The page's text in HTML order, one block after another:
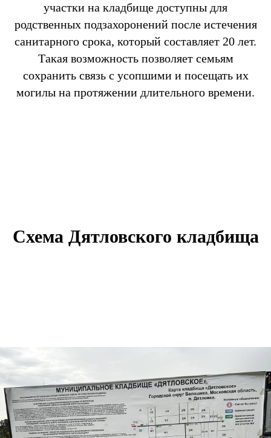
участки на кладбище доступны для
родственных подзахоронений после истечения
санитарного срока, который составляет 20 лет.
Такая возможность позволяет семьям
сохранить связь с усопшими и посещать их
могилы на протяжении длительного времени.
Схема Дятловского кладбища